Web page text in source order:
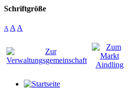
Schriftgröße
A A A